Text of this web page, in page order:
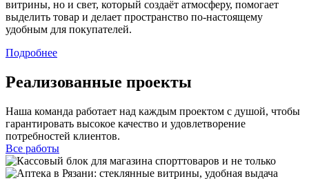
витрины, но и свет, который создаёт атмосферу, помогает
выделить товар и делает пространство по-настоящему
удобным для покупателей.
Подробнее
Реализованные проекты
Наша команда работает над каждым проектом с душой, чтобы
гарантировать высокое качество и удовлетворение
потребностей клиентов.
Все работы